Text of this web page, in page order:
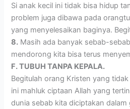
Si anak kecil ini tidak bisa hidup
problem juga dibawa pada
yang menyelesaikan baginya.
8. Masih ada banyak sebab-
mendorong kita bisa terus
F. TUBUH TANPA KEPALA.
Begitulah orang Kristen yang
ini mahluk ciptaan Allah yang
dunia sebab kita diciptakan